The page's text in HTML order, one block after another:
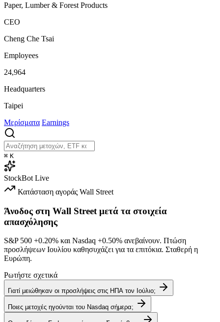
Paper, Lumber & Forest Products
CEO
Cheng Che Tsai
Employees
24,964
Headquarters
Taipei
Μερίσματα Earnings
⌘ K
StockBot Live
Κατάσταση αγοράς Wall Street
Άνοδος στη Wall Street μετά τα στοιχεία
απασχόλησης
S&P 500 +0.20% και Nasdaq +0.50% ανεβαίνουν. Πτώση
προσλήψεων Ιουλίου καθησυχάζει για τα επιτόκια. Σταθερή η
Ευρώπη.
Ρωτήστε σχετικά
Γιατί μειώθηκαν οι προσλήψεις στις ΗΠΑ τον Ιούλιο;
Ποιες μετοχές ηγούνται του Nasdaq σήμερα;